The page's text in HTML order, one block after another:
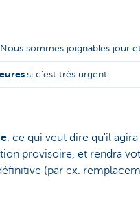
. Nous sommes joignables jour
si c'est très urgent.
, ce qui veut dire qu'il
provisoire, et rendra
(par ex.